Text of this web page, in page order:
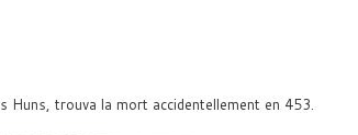
Huns, trouva la mort accidentellement en 453.